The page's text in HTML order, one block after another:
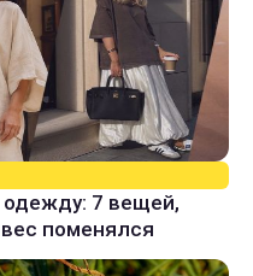
7 вещей,
поменялся